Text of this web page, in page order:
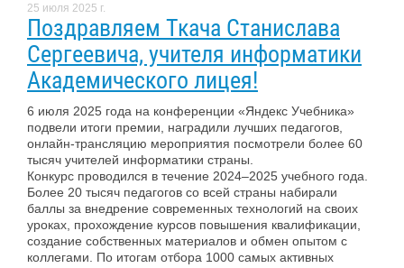
25 июля 2025 г.
Поздравляем Ткача Станислава
Сергеевича, учителя информатики
Академического лицея!
6 июля 2025 года на конференции «Яндекс Учебника»
подвели итоги премии, наградили лучших педагогов,
онлайн-трансляцию мероприятия посмотрели более 60
тысяч учителей информатики страны.
Конкурс проводился в течение 2024–2025 учебного года.
Более 20 тысяч педагогов со всей страны набирали
баллы за внедрение современных технологий на своих
уроках, прохождение курсов повышения квалификации,
создание собственных материалов и обмен опытом с
коллегами. По итогам отбора 1000 самых активных